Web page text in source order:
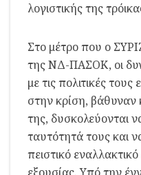
λογιστικής της
Στο μέτρο που ο
της ΝΔ-ΠΑΣΟΚ, οι
με τις πολιτικές
στην κρίση, βάθυναν
της, δυσκολεύονται
ταυτότητά τους και
πειστικό